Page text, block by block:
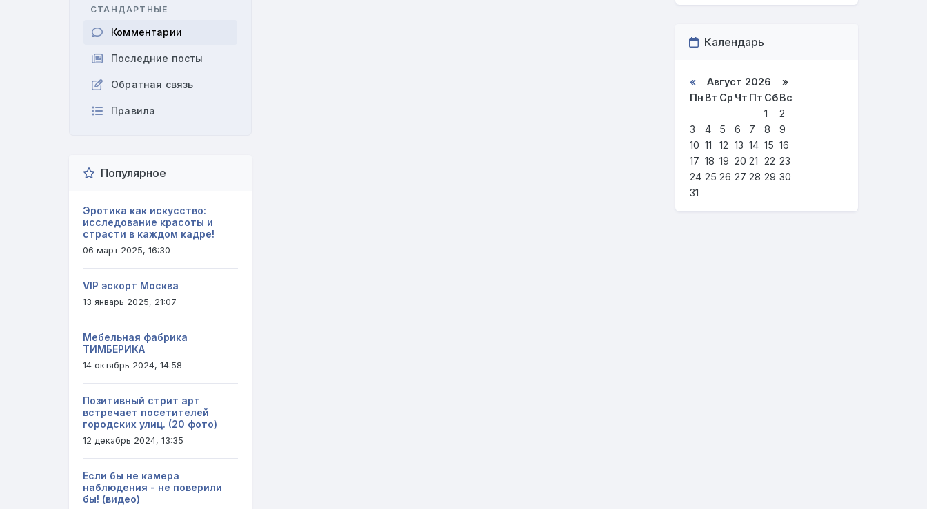
СТАНДАРТНЫЕ
Комментарии
Последние посты
Обратная связь
Правила
Популярное
Эротика как искусство:
исследование красоты и
страсти в каждом кадре!
06 март 2025, 16:30
VIP эскорт Москва
13 январь 2025, 21:07
Мебельная фабрика
ТИМБЕРИКА
14 октябрь 2024, 14:58
Позитивный стрит арт
встречает посетителей
городских улиц. (20 фото)
12 декабрь 2024, 13:35
Если бы не камера
наблюдения - не поверили
бы! (видео)
Календарь
« Август 2026 »
Пн Вт Ср Чт Пт СбВс
1
2
3
4 5 6 7 8
9
10 11 12 13 14 15 16
17 18 19 20 21 22 23
24 25 26 27 28 29 30
31